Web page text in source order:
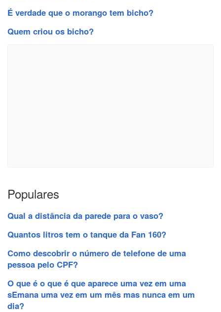
É verdade que o morango tem bicho?
Quem criou os bicho?
Populares
Qual a distância da parede para o vaso?
Quantos litros tem o tanque da Fan 160?
Como descobrir o número de telefone de uma
pessoa pelo CPF?
O que é o que é que aparece uma vez em uma
sEmana uma vez em um mês mas nunca em um
dia?